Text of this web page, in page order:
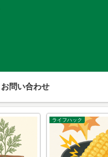
お問い合わせ
ライフハック